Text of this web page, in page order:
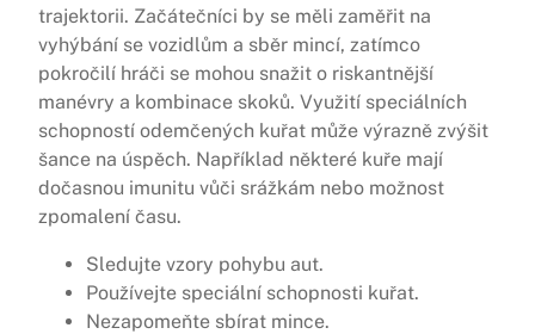
trajektorii. Začátečníci by se měli zaměřit na
vyhýbání se vozidlům a sběr mincí, zatímco
pokročilí hráči se mohou snažit o riskantnější
manévry a kombinace skoků. Využití speciálních
schopností odemčených kuřat může výrazně zvýšit
šance na úspěch. Například některé kuře mají
dočasnou imunitu vůči srážkám nebo možnost
zpomalení času.
Sledujte vzory pohybu aut.
Používejte speciální schopnosti kuřat.
Nezapomeňte sbírat mince.